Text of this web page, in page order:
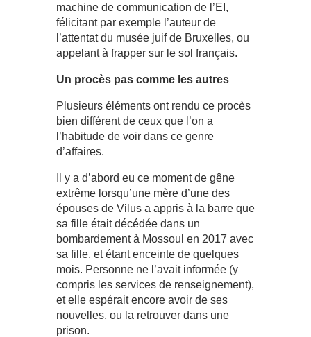
machine de communication de l’EI,
félicitant par exemple l’auteur de
l’attentat du musée juif de Bruxelles, ou
appelant à frapper sur le sol français.
Un procès pas comme les autres
Plusieurs éléments ont rendu ce procès
bien différent de ceux que l’on a
l’habitude de voir dans ce genre
d’affaires.
Il y a d’abord eu ce moment de gêne
extrême lorsqu’une mère d’une des
épouses de Vilus a appris à la barre que
sa fille était décédée dans un
bombardement à Mossoul en 2017 avec
sa fille, et étant enceinte de quelques
mois. Personne ne l’avait informée (y
compris les services de renseignement),
et elle espérait encore avoir de ses
nouvelles, ou la retrouver dans une
prison.